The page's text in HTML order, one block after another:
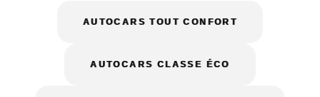
AUTOCARS TOUT CONFORT
AUTOCARS CLASSE ÉCO